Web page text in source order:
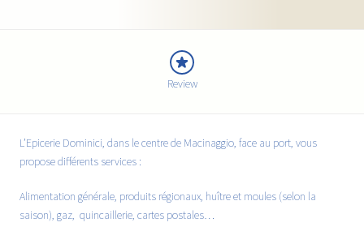
Review
L’Epicerie Dominici, dans le centre de Macinaggio, face au port, vous
propose différents services :
Alimentation générale, produits régionaux, huître et moules (selon la
saison), gaz, quincaillerie, cartes postales…